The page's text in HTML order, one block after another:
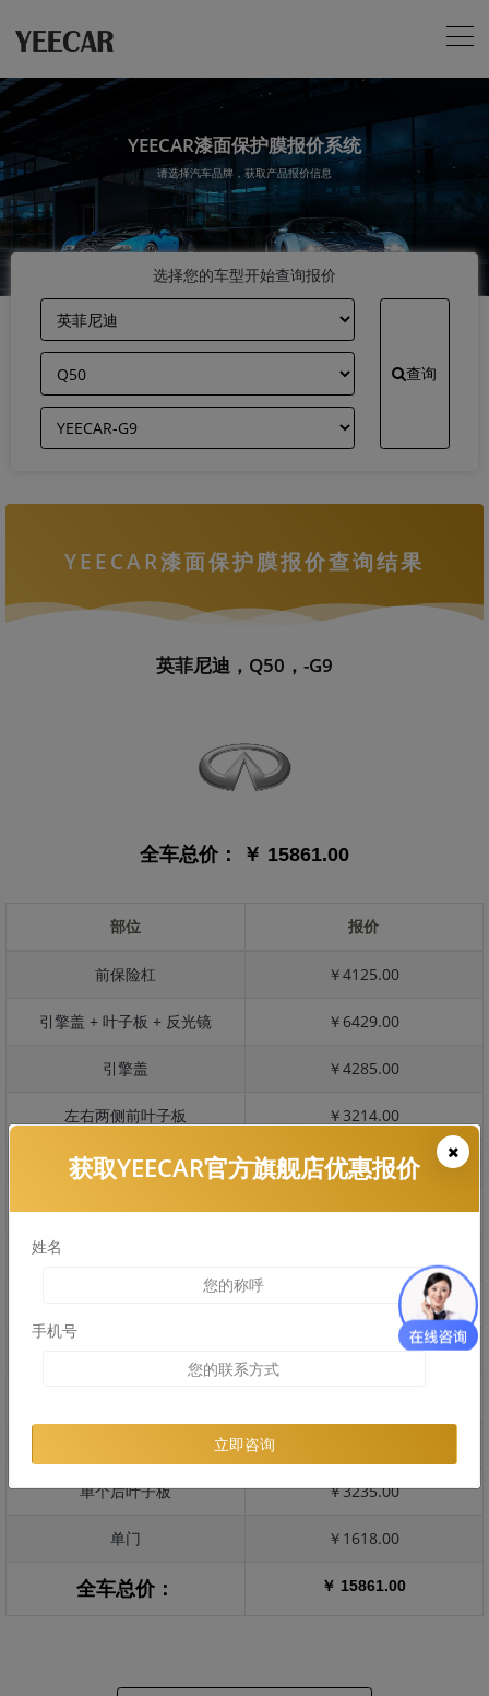
YEECAR漆面保护膜报价系统
请选择汽车品牌，获取产品报价信息
选择您的车型开始查询报价
查询
YEECAR漆面保护膜报价查询结果
英菲尼迪，Q50，-G9
全车总价： ￥ 15861.00
部位 报价
前保险杠 ￥4125.00
引擎盖 + 叶子板 + 反光镜 ￥6429.00
引擎盖 ￥4285.00
左右两侧前叶子板 ￥3214.00
反光镜 ￥643.00
后保险杠 ￥2131.00
￥1569.00
￥2393.00
单个后叶子板 ￥3235.00
单门 ￥1618.00
全车总价： ￥ 15861.00
获取YEECAR官方旗舰店优惠报价
姓名
手机号
立即咨询